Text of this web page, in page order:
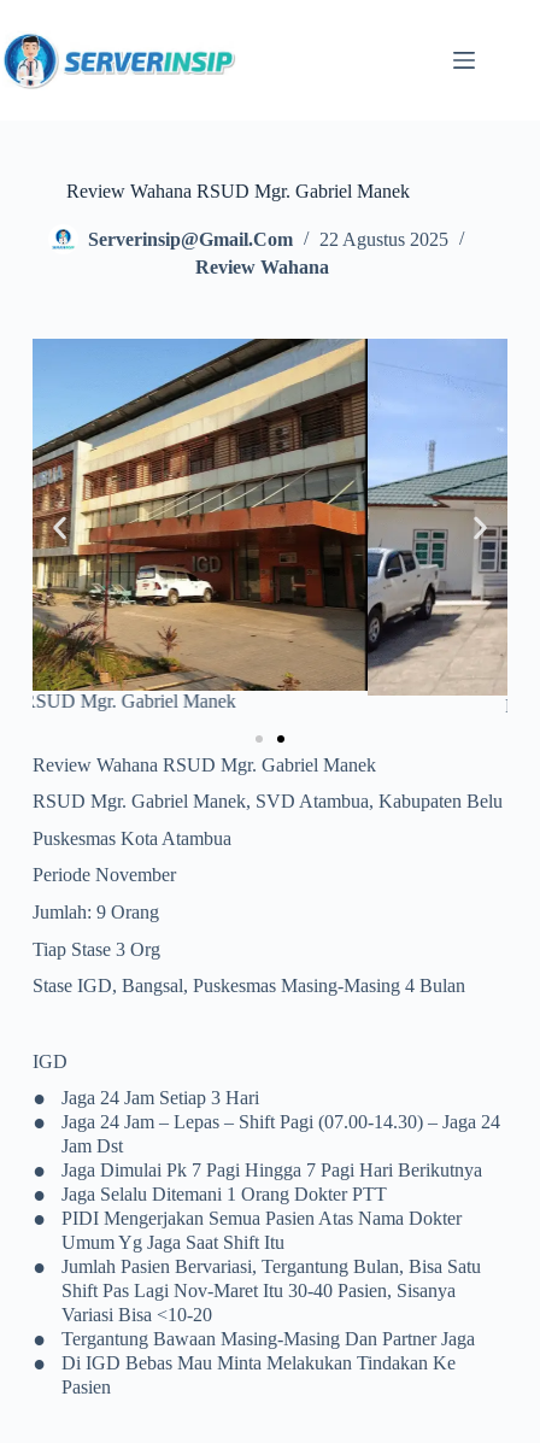
Review Wahana RSUD Mgr. Gabriel Manek
Serverinsip@gmail.com
22 Agustus 2025
Review Wahana
Puskesmas Kota Atambua
Review Wahana RSUD Mgr. Gabriel Manek
RSUD Mgr. Gabriel Manek, SVD Atambua, Kabupaten Belu
Puskesmas Kota Atambua
Periode November
Jumlah: 9 Orang
Tiap Stase 3 Org
Stase IGD, Bangsal, Puskesmas Masing-Masing 4 Bulan
IGD
• Jaga 24 Jam Setiap 3 Hari
•
Jaga 24 Jam – Lepas – Shift Pagi (07.00-14.30) – Jaga 24
Jam Dst
• Jaga Dimulai Pk 7 Pagi Hingga 7 Pagi Hari Berikutnya
• Jaga Selalu Ditemani 1 Orang Dokter PTT
•
PIDI Mengerjakan Semua Pasien Atas Nama Dokter
Umum Yg Jaga Saat Shift Itu
•
Jumlah Pasien Bervariasi, Tergantung Bulan, Bisa Satu
Shift Pas Lagi Nov-Maret Itu 30-40 Pasien, Sisanya
Variasi Bisa <10-20
• Tergantung Bawaan Masing-Masing Dan Partner Jaga
•
Di IGD Bebas Mau Minta Melakukan Tindakan Ke
Pasien